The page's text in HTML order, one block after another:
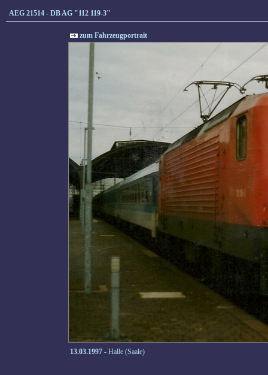
AEG 21514 - DB AG "112 119-3"
zum Fahrzeugportrait
13.03.1997 - Halle (Saale)